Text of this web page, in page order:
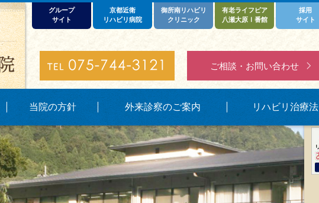
ご相談・お問い合わせ
当院の方針 外来診察のご案内 リハビリ治療法
グループ
サイト
京都近衛
リハビリ病院
御所南リハビリ
クリニック
有老ライフピア
八瀬大原Ⅰ番館
採用
サイト